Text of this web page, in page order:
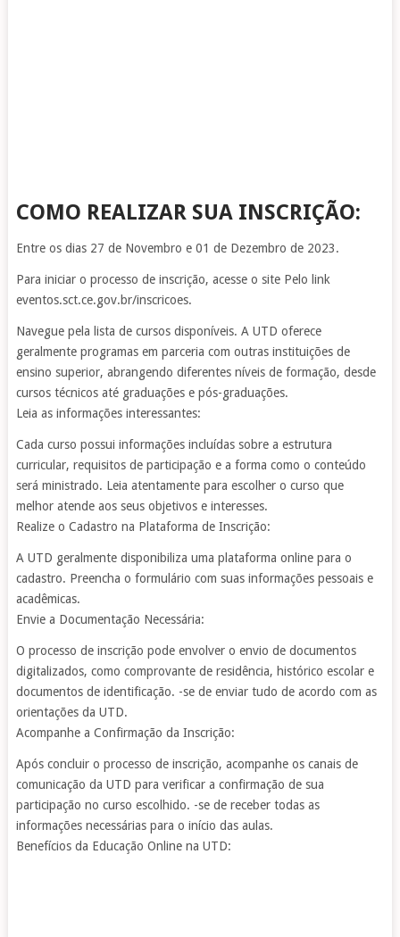
COMO REALIZAR SUA INSCRIÇÃO:
Entre os dias 27 de Novembro e 01 de Dezembro de 2023.
Para iniciar o processo de inscrição, acesse o site Pelo link
eventos.sct.ce.gov.br/inscricoes.
Navegue pela lista de cursos disponíveis. A UTD oferece
geralmente programas em parceria com outras instituições de
ensino superior, abrangendo diferentes níveis de formação, desde
cursos técnicos até graduações e pós-graduações.
Leia as informações interessantes:
Cada curso possui informações incluídas sobre a estrutura
curricular, requisitos de participação e a forma como o conteúdo
será ministrado. Leia atentamente para escolher o curso que
melhor atende aos seus objetivos e interesses.
Realize o Cadastro na Plataforma de Inscrição:
A UTD geralmente disponibiliza uma plataforma online para o
cadastro. Preencha o formulário com suas informações pessoais e
acadêmicas.
Envie a Documentação Necessária:
O processo de inscrição pode envolver o envio de documentos
digitalizados, como comprovante de residência, histórico escolar e
documentos de identificação. -se de enviar tudo de acordo com as
orientações da UTD.
Acompanhe a Confirmação da Inscrição:
Após concluir o processo de inscrição, acompanhe os canais de
comunicação da UTD para verificar a confirmação de sua
participação no curso escolhido. -se de receber todas as
informações necessárias para o início das aulas.
Benefícios da Educação Online na UTD: